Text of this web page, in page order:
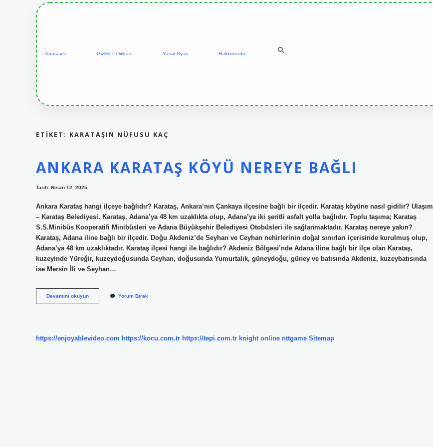
Anasayfa Gizlilik Politikası Yasal Uyarı Hakkımızda
ETIKET: KARATAŞIN NÜFUSU KAÇ
ANKARA KARATAŞ KÖYÜ NEREYE BAĞLI
Tarih: Nisan 12, 2025
Ankara Karataş hangi ilçeye bağlıdır? Karataş, Ankara’nın Çankaya ilçesine bağlı bir ilçedir. Karataş köyüne nasıl gidilir? Ulaşım
– Karataş Belediyesi. Karataş, Adana’ya 48 km uzaklıkta olup, Adana’ya iki şeritli asfalt yolla bağlıdır. Toplu taşıma; Karataş
S.S.Minibüs Kooperatifi Minibüsleri ve Adana Büyükşehir Belediyesi Otobüsleri ile sağlanmaktadır. Karataş nereye yakın?
Karataş, Adana iline bağlı bir ilçedir. Doğu Akdeniz’de Seyhan ve Ceyhan nehirlerinin doğal sınırları içerisinde kurulmuş olup,
Adana’ya 48 km uzaklıktadır. Karataş ilçesi hangi ile bağlıdır? Akdeniz Bölgesi’nde Adana iline bağlı bir ilçe olan Karataş,
kuzeyinde Yüreğir, kuzeydoğusunda Ceyhan, doğusunda Yumurtalık, güneydoğu, güney ve batısında Akdeniz, kuzeybatısında
ise Mersin İli ve Seyhan…
Devamını okuyunAnkara
Karataş
Yorum Bırak
https://enjoyablevideo.com https://kocu.com.tr https://tepi.com.tr knight online nttgame Sitemap